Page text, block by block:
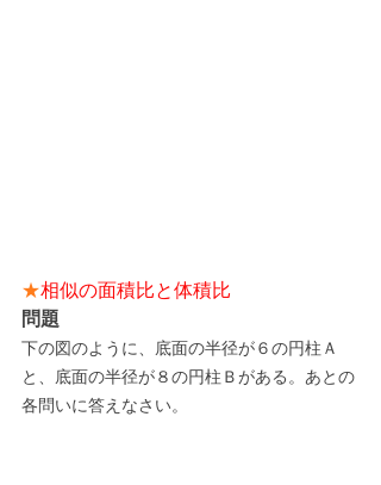
★相似の面積比と体積比
問題
下の図のように、底面の半径が６の円柱Ａ
と、底面の半径が８の円柱Ｂがある。あとの
各問いに答えなさい。